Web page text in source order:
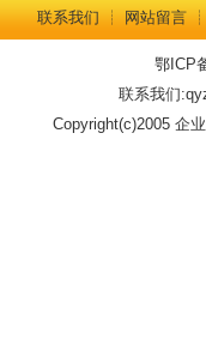
联系我们 ┊ 网站留言
鄂ICP
联系我们
Copyright(c)2005 企